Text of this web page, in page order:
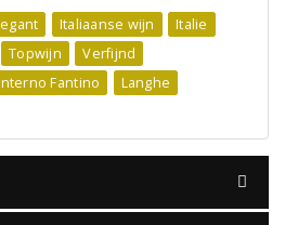
Italiaanse wijn
Italie
Topwijn
Verfijnd
Fantino
Langhe